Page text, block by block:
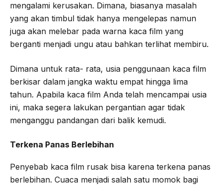
mengalami kerusakan. Dimana, biasanya masalah
yang akan timbul tidak hanya mengelepas namun
juga akan melebar pada warna kaca film yang
berganti menjadi ungu atau bahkan terlihat membiru.
Dimana untuk rata- rata, usia penggunaan kaca film
berkisar dalam jangka waktu empat hingga lima
tahun. Apabila kaca film Anda telah mencampai usia
ini, maka segera lakukan pergantian agar tidak
menganggu pandangan dari balik kemudi.
Terkena Panas Berlebihan
Penyebab kaca film rusak bisa karena terkena panas
berlebihan. Cuaca menjadi salah satu momok bagi